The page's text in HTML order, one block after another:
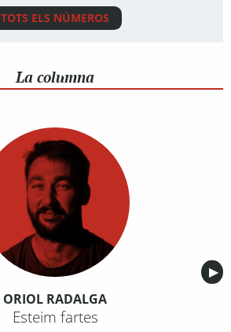
TOTS ELS NÚMEROS
La columna
▶︎
ORIOL RADALGA
Esteim fartes